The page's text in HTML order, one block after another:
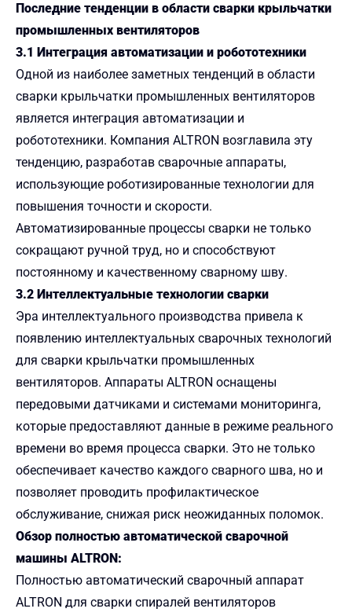
Последние тенденции в области сварки крыльчатки
промышленных вентиляторов
3.1 Интеграция автоматизации и робототехники
Одной из наиболее заметных тенденций в области
сварки крыльчатки промышленных вентиляторов
является интеграция автоматизации и
робототехники. Компания ALTRON возглавила эту
тенденцию, разработав сварочные аппараты,
использующие роботизированные технологии для
повышения точности и скорости.
Автоматизированные процессы сварки не только
сокращают ручной труд, но и способствуют
постоянному и качественному сварному шву.
3.2 Интеллектуальные технологии сварки
Эра интеллектуального производства привела к
появлению интеллектуальных сварочных технологий
для сварки крыльчатки промышленных
вентиляторов. Аппараты ALTRON оснащены
передовыми датчиками и системами мониторинга,
которые предоставляют данные в режиме реального
времени во время процесса сварки. Это не только
обеспечивает качество каждого сварного шва, но и
позволяет проводить профилактическое
обслуживание, снижая риск неожиданных поломок.
Обзор полностью автоматической сварочной
машины ALTRON:
Полностью автоматический сварочный аппарат
ALTRON для сварки спиралей вентиляторов